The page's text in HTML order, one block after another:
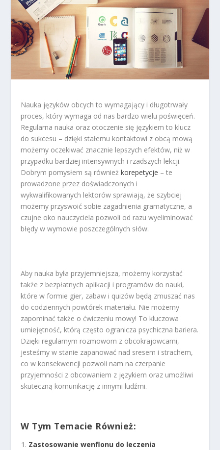
Nauka języków obcych to wymagający i długotrwały
proces, który wymaga od nas bardzo wielu poświęceń.
Regularna nauka oraz otoczenie się językiem to klucz
do sukcesu – dzięki stałemu kontaktowi z obcą mową
możemy oczekiwać znacznie lepszych efektów, niż w
przypadku bardziej intensywnych i rzadszych lekcji.
Dobrym pomysłem są równieżkorepetycje – te
prowadzone przez doświadczonych i
wykwalifikowanych lektorów sprawiają, że szybciej
możemy przyswoić sobie zagadnienia gramatyczne, a
czujne oko nauczyciela pozwoli od razu wyeliminować
błędy w wymowie poszczególnych słów.
Aby nauka była przyjemniejsza, możemy korzystać
także z bezpłatnych aplikacji i programów do nauki,
które w formie gier, zabaw i quizów będą zmuszać nas
do codziennych powtórek materiału. Nie możemy
zapominać także o ćwiczeniu mowy! To kluczowa
umiejętność, którą często ogranicza psychiczna bariera.
Dzięki regularnym rozmowom z obcokrajowcami,
jesteśmy w stanie zapanować nad sresem i strachem,
co w konsekwencji pozwoli nam na czerpanie
przyjemności z obcowaniem z językiem oraz umożliwi
skuteczną komunikację z innymi ludźmi.
W Tym Temacie Również:
Zastosowanie wenflonu do leczenia